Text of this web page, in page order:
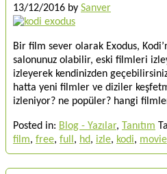
13/12/2016 by Sanver
Bir film sever olarak Exodus,
salonunuz olabilir, eski filmleri
izleyerek kendinizden
hatta yeni filmler ve diziler
izleniyor? ne popüler? hangi
Posted in: Blog - Yazılar, Tanıtım
film, free, full , hd, izle, kodi, movie